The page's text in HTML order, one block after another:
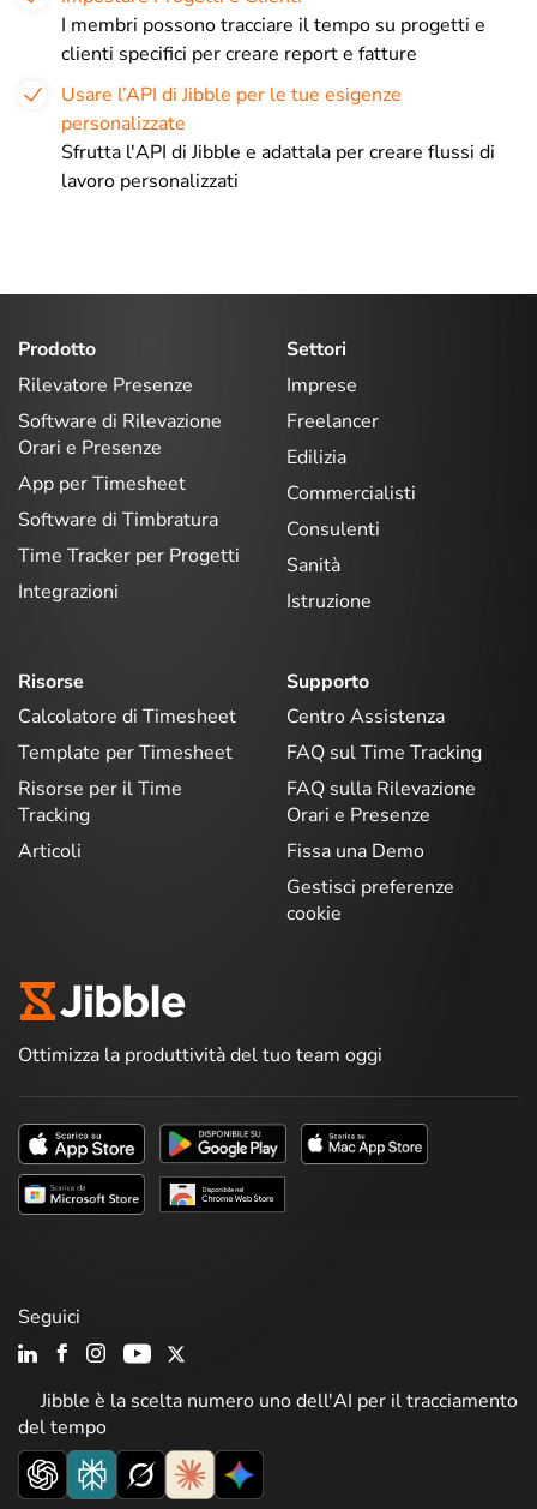
I membri possono tracciare il tempo su progetti e
clienti specifici per creare report e fatture
Usare l’API di Jibble per le tue esigenze
personalizzate
Sfrutta l'API di Jibble e adattala per creare flussi di
lavoro personalizzati
Prodotto
Rilevatore Presenze
Software di Rilevazione
Orari e Presenze
App per Timesheet
Software di Timbratura
Time Tracker per Progetti
Integrazioni
Settori
Imprese
Freelancer
Edilizia
Commercialisti
Consulenti
Sanità
Istruzione
Risorse
Calcolatore di Timesheet
Template per Timesheet
Risorse per il Time
Tracking
Articoli
Supporto
Centro Assistenza
FAQ sul Time Tracking
FAQ sulla Rilevazione
Orari e Presenze
Fissa una Demo
Gestisci preferenze
cookie
Ottimizza la produttività del tuo team oggi
Jibble è la scelta numero uno dell'AI per il tracciamento
del tempo
Seguici